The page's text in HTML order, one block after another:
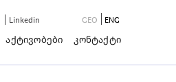
Linkedin GEO ENG
Აქტივობები Კონტაქტი